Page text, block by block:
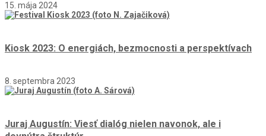
15. mája 2024
Kiosk 2023: O energiách, bezmocnosti a perspektívach
8. septembra 2023
Juraj Augustín: Viesť dialóg nielen navonok, ale i